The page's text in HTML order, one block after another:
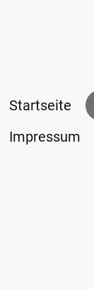
Startseite
Impressum